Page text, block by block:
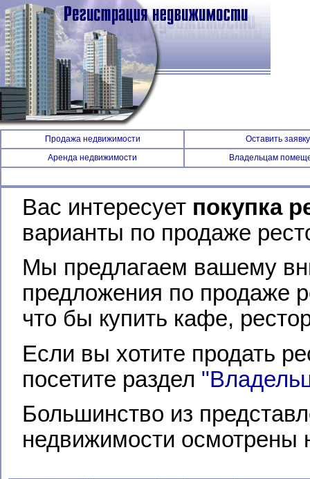
Продажа недвижимости
Оставить заявку
Аренда недвижимости
Владельцам
Вас интересует покупка
варианты по продаже
Мы предлагаем вашему
предложения по продаже
что бы купить кафе,
Если вы хотите продать
посетите раздел
Большинство из
недвижимости